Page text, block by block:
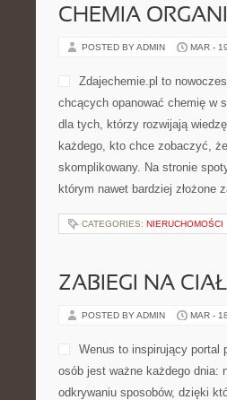
CHEMIA
POSTED BY ADMIN MAR -
Zdajechemie.pl to
chcących opanować chemię w
dla tych, którzy rozwijają
każdego, kto chce zobaczyć,
skomplikowany. Na stronie
którym nawet bardziej
CATEGORIES: NIERUCHOMOŚCI
ZABIEGI NA
POSTED BY ADMIN MAR -
Wenus to inspirujący portal
osób jest ważne każdego dnia:
odkrywaniu sposobów, dzięki